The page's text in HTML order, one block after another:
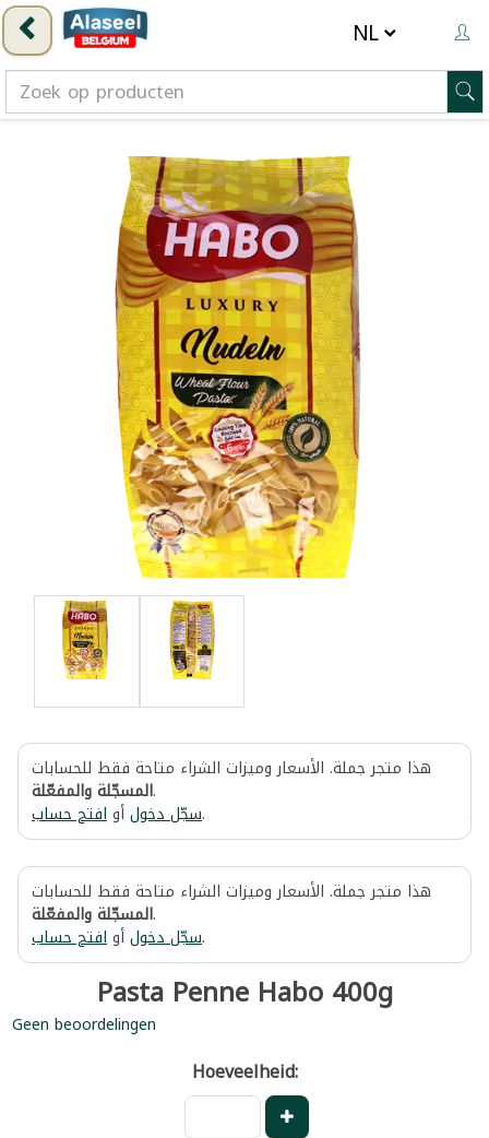
هذا متجر جملة. الأسعار وميزات الشراء متاحة فقط للحسابات
المسجّلة والمفعّلة.
سجّل دخولأوافتح حساب .
هذا متجر جملة. الأسعار وميزات الشراء متاحة فقط للحسابات
المسجّلة والمفعّلة.
سجّل دخولأوافتح حساب .
Pasta Penne Habo 400g
Geen beoordelingen
Hoeveelheid: